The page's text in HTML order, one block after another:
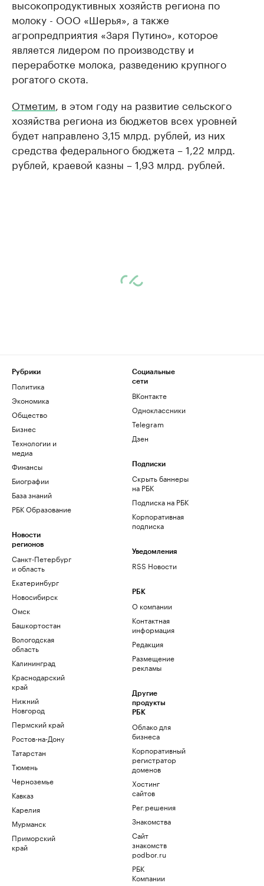
высокопродуктивных хозяйств региона по
молоку - ООО «Шерья», а также
агропредприятия «Заря Путино», которое
является лидером по производству и
переработке молока, разведению крупного
рогатого скота.
Отметим , в этом году на развитие сельского
хозяйства региона из бюджетов всех уровней
будет направлено 3,15 млрд. рублей, из них
средства федерального бюджета – 1,22 млрд.
рублей, краевой казны – 1,93 млрд. рублей.
Рубрики
Политика
Экономика
Общество
Бизнес
Технологии и
медиа
Финансы
Биографии
База знаний
РБК Образование
Новости
регионов
Санкт-Петербург
и область
Екатеринбург
Новосибирск
Омск
Башкортостан
Вологодская
область
Калининград
Краснодарский
край
Нижний
Новгород
Пермский край
Ростов-на-Дону
Татарстан
Тюмень
Черноземье
Кавказ
Карелия
Мурманск
Приморский
край
Социальные
сети
ВКонтакте
Одноклассники
Telegram
Дзен
Подписки
Скрыть баннеры
на РБК
Подписка на РБК
Корпоративная
подписка
Уведомления
RSS Новости
РБК
О компании
Контактная
информация
Редакция
Размещение
рекламы
Другие
продукты
РБК
Облако для
бизнеса
Корпоративный
регистратор
доменов
Хостинг
сайтов
Рег.решения
Знакомства
Сайт
знакомств
podbor.ru
РБК
Компании